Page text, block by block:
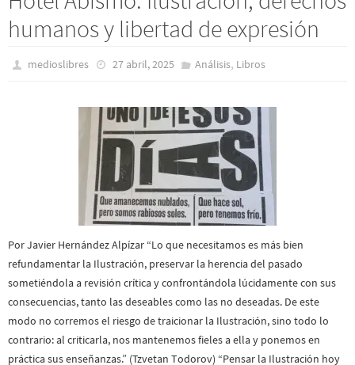
humanos y libertad de expresión
medioslibres 27 abril, 2025 Análisis, Libros
Por Javier Hernández Alpízar “Lo que necesitamos es más bien
refundamentar la Ilustración, preservar la herencia del pasado
sometiéndola a revisión crítica y confrontándola lúcidamente con sus
consecuencias, tanto las deseables como las no deseadas. De este
modo no corremos el riesgo de traicionar la Ilustración, sino todo lo
contrario: al criticarla, nos mantenemos fieles a ella y ponemos en
práctica sus enseñanzas.” (Tzvetan Todorov) “Pensar la Ilustración hoy